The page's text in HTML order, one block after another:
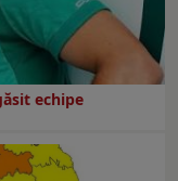
echipe